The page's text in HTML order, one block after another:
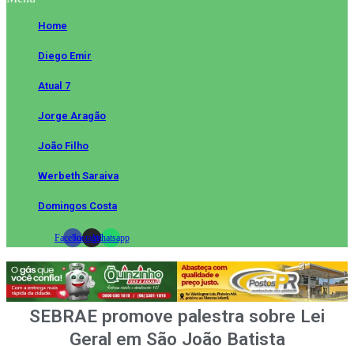
Home
Diego Emir
Atual 7
Jorge Aragão
João Filho
Werbeth Saraiva
Domingos Costa
FacebookInstagramWhatsapp
SEBRAE promove palestra sobre Lei
Geral em São João Batista